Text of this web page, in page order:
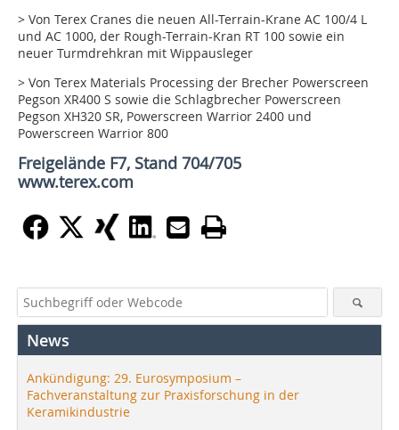
> Von Terex Cranes die neuen All-Terrain-Krane AC 100/4 L
und AC 1000, der Rough-Terrain-Kran RT 100 sowie ein
neuer Turmdrehkran mit Wippausleger
> Von Terex Materials Processing der Brecher Powerscreen
Pegson XR400 S sowie die Schlagbrecher Powerscreen
Pegson XH320 SR, Powerscreen Warrior 2400 und
Powerscreen Warrior 800
Freigelände F7, Stand 704/705
www.terex.com
News
Ankündigung: 29. Eurosymposium –
Fachveranstaltung zur Praxisforschung in der
Keramikindustrie